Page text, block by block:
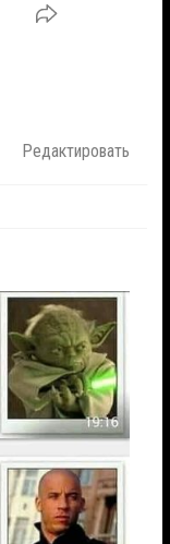
Редактировать